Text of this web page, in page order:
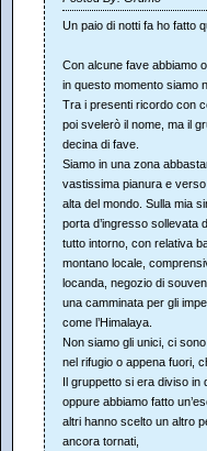
Un paio di notti fa ho fatto
Con alcune fave abbiamo
in questo momento siamo
Tra i presenti ricordo con
poi svelerò il nome, ma il
decina di fave.
Siamo in una zona
vastissima pianura e
alta del mondo. Sulla mia
porta d’ingresso sollevata
tutto intorno, con relativa
montano locale,
locanda, negozio di
una camminata per gli
come l’Himalaya.
Non siamo gli unici, ci
nel rifugio o appena fuori,
Il gruppetto si era diviso in
oppure abbiamo fatto
altri hanno scelto un altro
ancora tornati,